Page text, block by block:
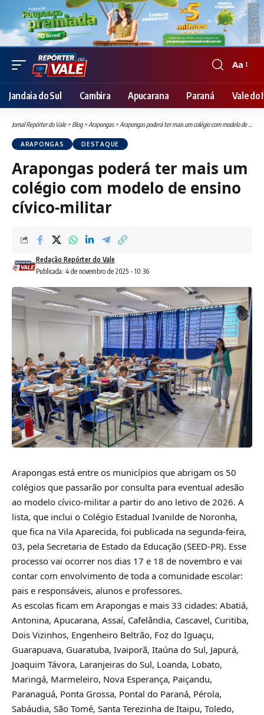
Font
Resizer
Aa
Jandaia do Sul Cambira Apucarana Paraná Vale do
Jornal Repórter do Vale> Blog>Arapongas>Arapongas poderá ter mais um colégio com modelo de ensino cívico-militar
ARAPONGAS DESTAQUE
Arapongas poderá ter mais um
colégio com modelo de ensino
cívico-militar
Publicada: 4 de novembro de 2025 - 10:36
Redação Repórter do Vale
Arapongas está entre os municípios que abrigam os 50
colégios que passarão por consulta para eventual adesão
ao modelo cívico-militar a partir do ano letivo de 2026. A
lista, que inclui o Colégio Estadual Ivanilde de Noronha,
que fica na Vila Aparecida, foi publicada na segunda-feira,
03, pela Secretaria de Estado da Educação (SEED-PR). Esse
processo vai ocorrer nos dias 17 e 18 de novembro e vai
contar com envolvimento de toda a comunidade escolar:
pais e responsáveis, alunos e professores.
As escolas ficam em Arapongas e mais 33 cidades: Abatiá,
Antonina, Apucarana, Assaí, Cafelândia, Cascavel, Curitiba,
Dois Vizinhos, Engenheiro Beltrão, Foz do Iguaçu,
Guarapuava, Guaratuba, Ivaiporã, Itaúna do Sul, Japurá,
Joaquim Távora, Laranjeiras do Sul, Loanda, Lobato,
Maringá, Marmeleiro, Nova Esperança, Paiçandu,
Paranaguá, Ponta Grossa, Pontal do Paraná, Pérola,
Sabáudia, São Tomé, Santa Terezinha de Itaipu, Toledo,